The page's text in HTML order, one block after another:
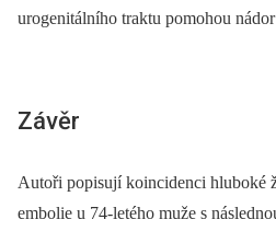
urogenitálního traktu pomohou
Závěr
Autoři popisují koincidenci hluboké
embolie u 74-letého muže s